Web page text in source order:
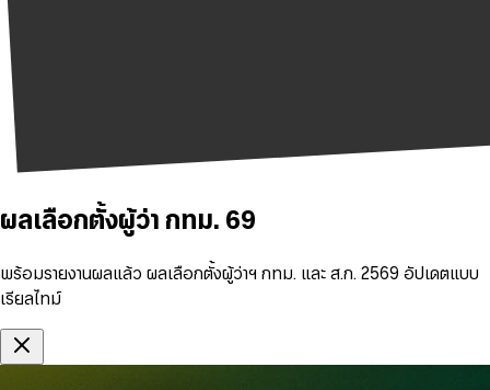
ผลเลือกตั้งผู้ว่า กทม. 69
พร้อมรายงานผลแล้ว ผลเลือกตั้งผู้ว่าฯ กทม. และ ส.ก. 2569 อัปเดตแบบ
เรียลไทม์